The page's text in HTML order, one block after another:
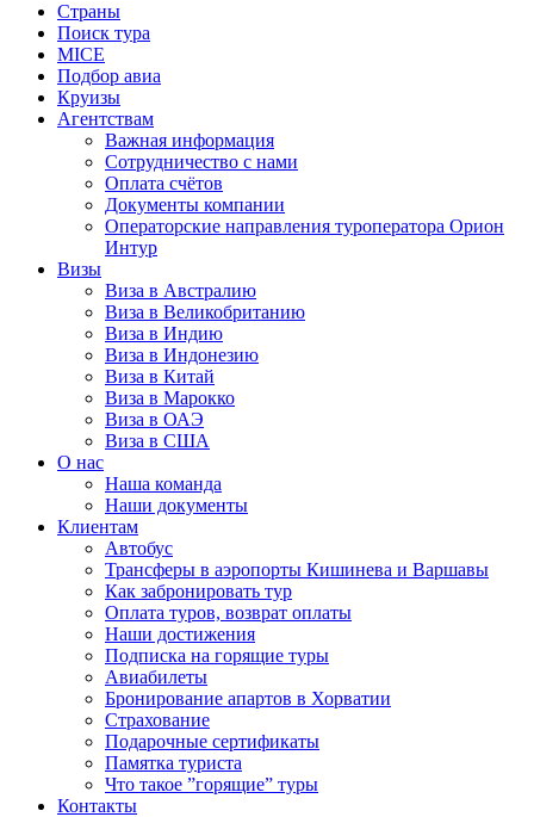
Страны
Поиск тура
MICE
Подбор авиа
Круизы
Агентствам
Важная информация
Сотрудничество с нами
Оплата счётов
Документы компании
Операторские направления туроператора Орион
Интур
Визы
Виза в Австралию
Виза в Великобританию
Виза в Индию
Виза в Индонезию
Виза в Китай
Виза в Марокко
Виза в ОАЭ
Виза в США
О нас
Наша команда
Наши документы
Клиентам
Автобус
Трансферы в аэропорты Кишинева и Варшавы
Как забронировать тур
Оплата туров, возврат оплаты
Наши достижения
Подписка на горящие туры
Авиабилеты
Бронирование апартов в Хорватии
Страхование
Подарочные сертификаты
Памятка туриста
Что такое ”горящие” туры
Контакты